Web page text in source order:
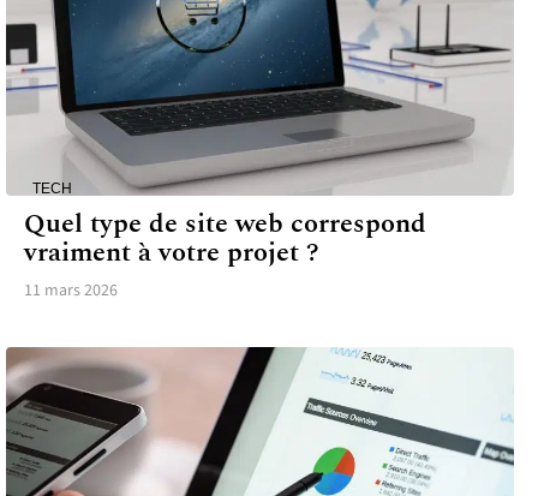
TECH
Quel type de site web correspond
vraiment à votre projet ?
11 mars 2026